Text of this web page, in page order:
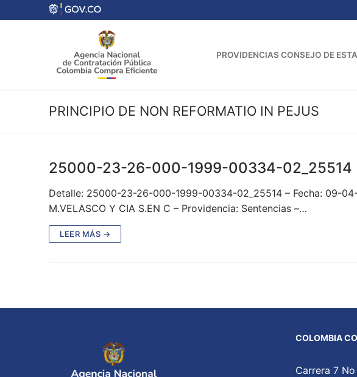
al
PROVIDENCIAS CONSEJO DE
PRINCIPIO DE NON REFORMATIO IN PEJUS
25000-23-26-000-1999-00334-02_25514
Detalle: 25000-23-26-000-1999-00334-02_25514 – Fecha: 09-04-
M.VELASCO Y CIA S.EN C – Providencia: Sentencias –…
LEER MÁS →
COLOMBIA
Carrera 7